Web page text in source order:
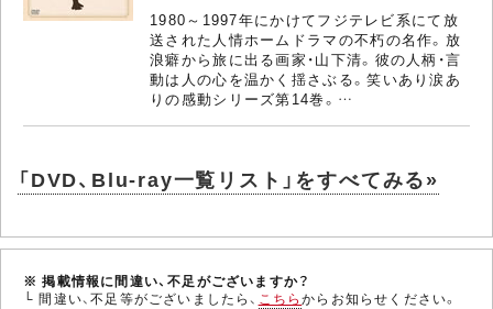
1980～1997年にかけてフジテレビ系にて放
送された人情ホームドラマの不朽の名作。放
浪癖から旅に出る画家・山下清。彼の人柄・言
動は人の心を温かく揺さぶる。笑いあり涙あ
りの感動シリーズ第14巻。…
「DVD、Blu-ray一覧リスト」をすべてみる»
※ 掲載情報に間違い、不足がございますか？
└ 間違い、不足等がございましたら、 こちらからお知らせください。